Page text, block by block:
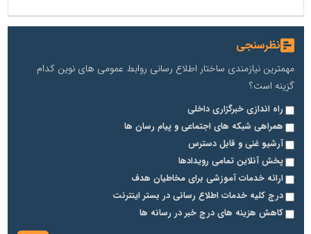
نظرسنجی
مهمترین نیازمندی ساختار اطلاع رسانی روابط عمومی های نوین کدام
گزینه است؟
راه اندازی خبرگزاری داخلی
همراهی شبکه های اجتماعی و پیام رسان ها
آرشیو غنی و قابل دسترس
پخش آنلاین تمامی رویدادها
ارائه خدمات آموزشی برای مخاطیان هدف
درج کلیه خدمات اطلاع رسانی در بستر اینترنت
کاهش هزینه های درج خبر در رسانه ها